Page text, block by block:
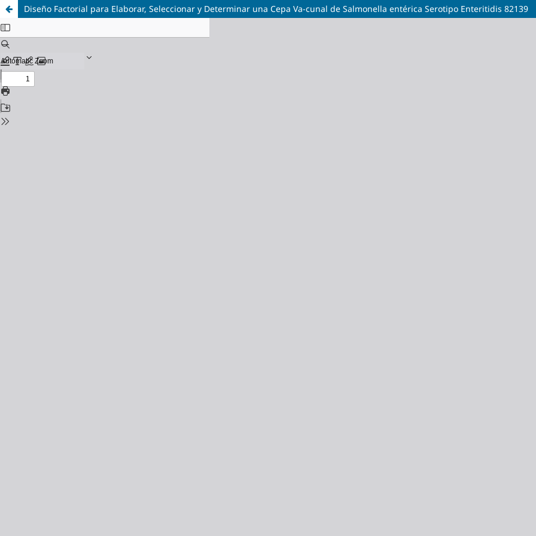
Diseño Factorial para Elaborar, Seleccionar y Determinar una Cepa Va-cunal de Salmonella entérica Serotipo Enteritidis 82139